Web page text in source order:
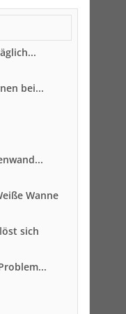
bei...
Wanne
sich